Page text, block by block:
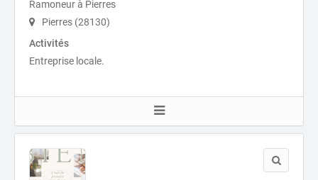
Ramoneur à Pierres
Pierres (28130)
Activités
Entreprise locale.